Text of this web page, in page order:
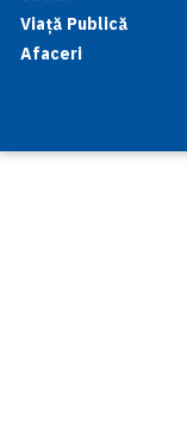
Viață Publică
Afaceri